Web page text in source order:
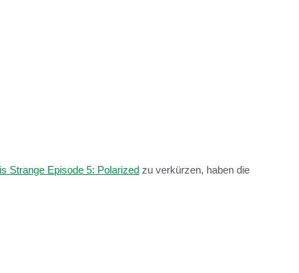
Strange Episode 5: Polarized zu verkürzen, haben die